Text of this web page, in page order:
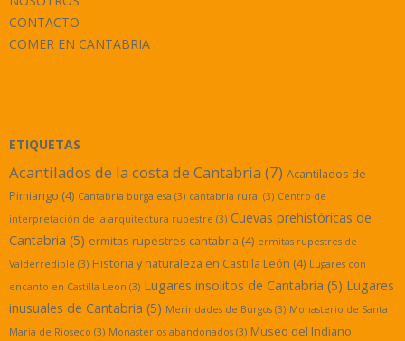
CONTACTO
COMER EN CANTABRIA
ETIQUETAS
Acantilados de la costa de Cantabria (7) Acantilados de
Pimiango (4) Cantabria burgalesa (3) cantabria rural (3) Centro de
interpretación de la arquitectura rupestre (3) Cuevas prehistóricas de
Cantabria (5) ermitas rupestres cantabria (4) ermitas rupestres de
Valderredible (3) Historia y naturaleza en Castilla León (4) Lugares con
encanto en Castilla Leon (3) Lugares insolitos de Cantabria (5) Lugares
inusuales de Cantabria (5) Merindades de Burgos (3) Monasterio de Santa
Maria de Rioseco (3) Monasterios abandonados (3) Museo del Indiano